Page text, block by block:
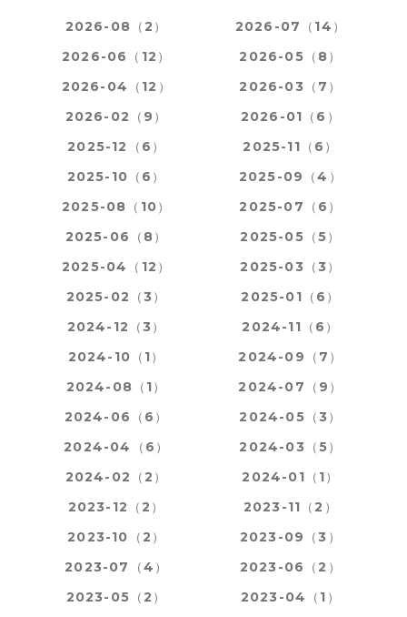
2026-08（2）
2026-07（14）
2026-06（12）
2026-05（8）
2026-04（12）
2026-03（7）
2026-02（9）
2026-01（6）
2025-12（6）
2025-11（6）
2025-10（6）
2025-09（4）
2025-08（10）
2025-07（6）
2025-06（8）
2025-05（5）
2025-04（12）
2025-03（3）
2025-02（3）
2025-01（6）
2024-12（3）
2024-11（6）
2024-10（1）
2024-09（7）
2024-08（1）
2024-07（9）
2024-06（6）
2024-05（3）
2024-04（6）
2024-03（5）
2024-02（2）
2024-01（1）
2023-12（2）
2023-11（2）
2023-10（2）
2023-09（3）
2023-07（4）
2023-06（2）
2023-05（2）
2023-04（1）